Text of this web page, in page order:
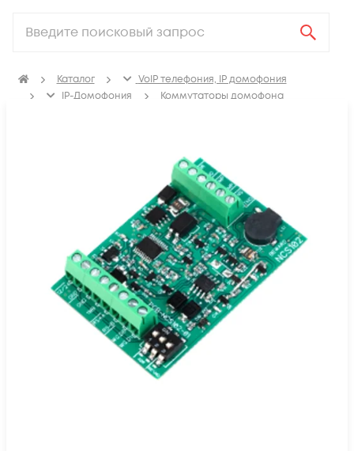
Каталог
VoIP телефония, IP домофония
IP-Домофония
Коммутаторы домофона